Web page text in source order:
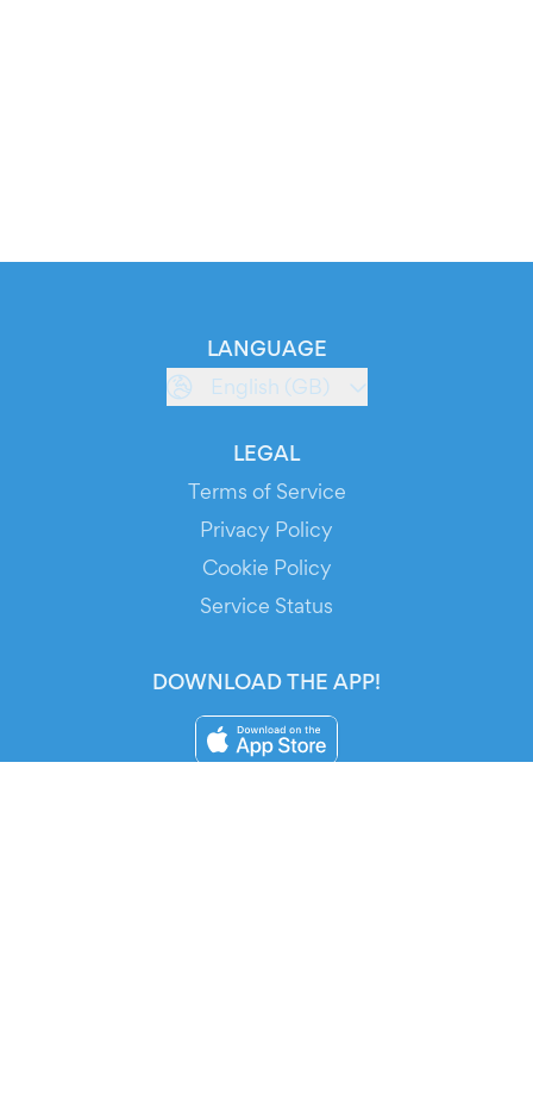
LANGUAGE
English (GB)
LEGAL
Terms of Service
Privacy Policy
Cookie Policy
Service Status
DOWNLOAD THE APP!